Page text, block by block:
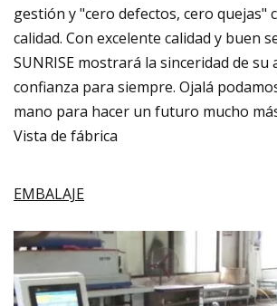
gestión y "cero defectos, cero quejas"
calidad. Con excelente calidad y buen
SUNRISE mostrará la sinceridad de su
confianza para siempre. Ojalá
mano para hacer un futuro mucho
Vista de fábrica
EMBALAJE